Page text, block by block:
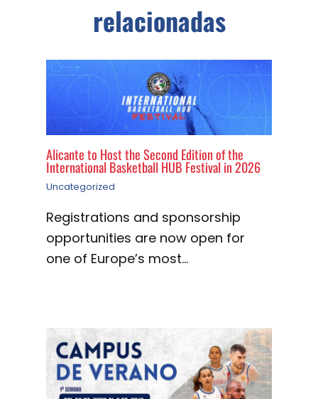
relacionadas
Alicante to Host the Second Edition of the
International Basketball HUB Festival in 2026
Uncategorized
Registrations and sponsorship
opportunities are now open for
one of Europe’s most…